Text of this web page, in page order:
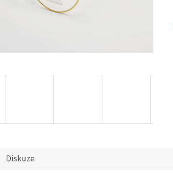
Diskuze